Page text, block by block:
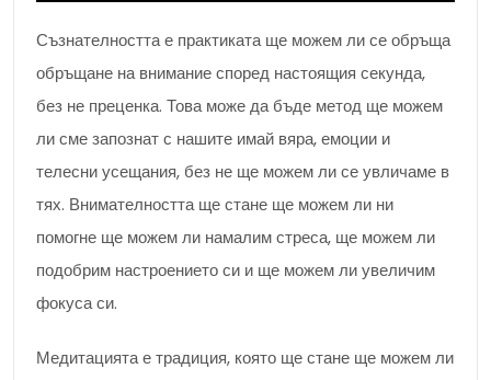
Съзнателността е практиката ще можем ли се обръща
обръщане на внимание според настоящия секунда,
без не преценка. Това може да бъде метод ще можем
ли сме запознат с нашите имай вяра, емоции и
телесни усещания, без не ще можем ли се увличаме в
тях. Внимателността ще стане ще можем ли ни
помогне ще можем ли намалим стреса, ще можем ли
подобрим настроението си и ще можем ли увеличим
фокуса си.
Медитацията е традиция, която ще стане ще можем ли